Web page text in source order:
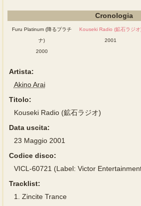
Cronologia
Furu Platinum (降るプラチ
ナ)
2000
Kouseki Radio (鉱石ラジオ
2001
Artista:
Akino Arai
Titolo:
Kouseki Radio (鉱石ラジオ)
Data uscita:
23 Maggio 2001
Codice disco:
VICL-60721 (Label: Victor
Tracklist:
1.
Zincite Trance